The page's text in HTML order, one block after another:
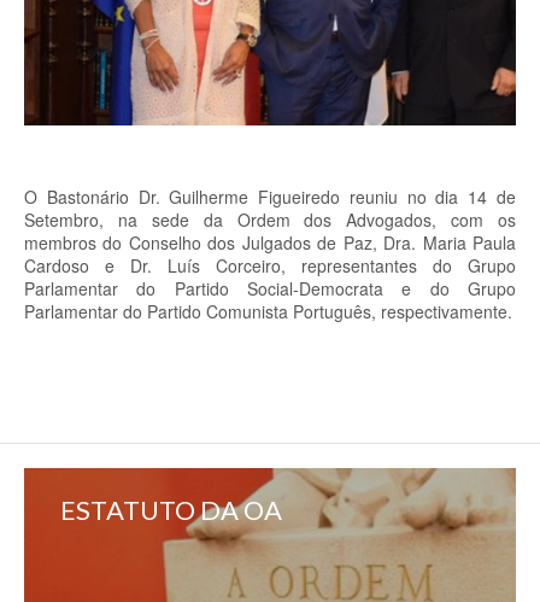
O Bastonário Dr. Guilherme Figueiredo reuniu no dia 14 de
Setembro, na sede da Ordem dos Advogados, com os
membros do Conselho dos Julgados de Paz, Dra. Maria Paula
Cardoso e Dr. Luís Corceiro, representantes do Grupo
Parlamentar do Partido Social-Democrata e do Grupo
Parlamentar do Partido Comunista Português, respectivamente.
ESTATUTO DA OA